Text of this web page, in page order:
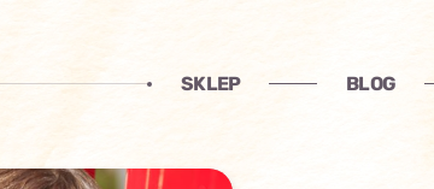
SKLEP BLOG